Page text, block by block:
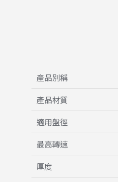
產品別稱
產品材質
適用盤徑
最高轉速
厚度